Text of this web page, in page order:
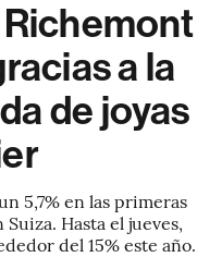
a la
de joyas
5,7% en las primeras
Hasta el jueves,
del 15% este año.